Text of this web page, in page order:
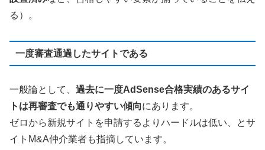
る）。
一度審査通過したサイトである
一般論として、 過去に一度AdSense合格実績のあるサイ
トは再審査でも通りやすい傾向にあります。
ゼロから新規サイトを申請するよりハードルは低い、とサ
イトM&A仲介業者も指摘しています。